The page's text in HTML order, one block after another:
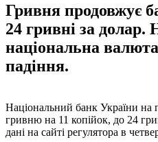
Гривня продовжує
24 гривні за долар.
національна
падіння.
Національний банк України на
гривню на 11 копійок, до 24
дані на сайті регулятора в